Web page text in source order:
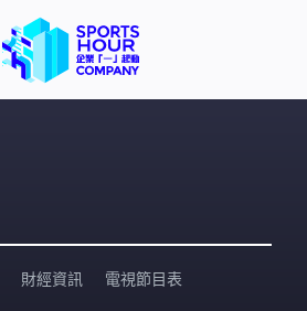
財經資訊 電視節目表